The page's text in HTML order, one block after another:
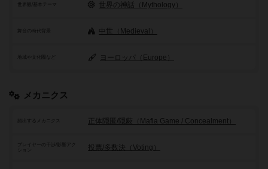
世界観/基本テーマ 世界の神話（Mythology）
舞台の時代背景 中世（Medieval）
地域や文化圏など ヨーロッパ（Europe）
メカニクス
頻出するメカニクス 正体隠匿/隠蔽（Mafia Game / Concealment）
プレイヤーの干渉/影響アク
投票/多数決（Voting）